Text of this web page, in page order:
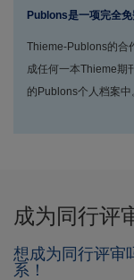
Publons是一项完全免
Thieme-Publons的合
成任何一本Thieme期
的Publons个人档案中
成为同行评
想成为同行评审
系！